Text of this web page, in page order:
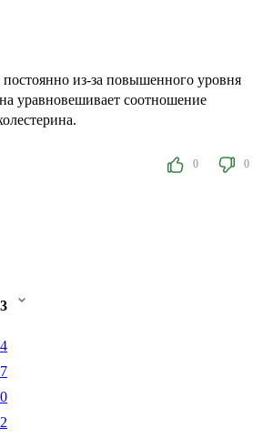
из-за повышенного уровня
уравновешивает соотношение
0 0